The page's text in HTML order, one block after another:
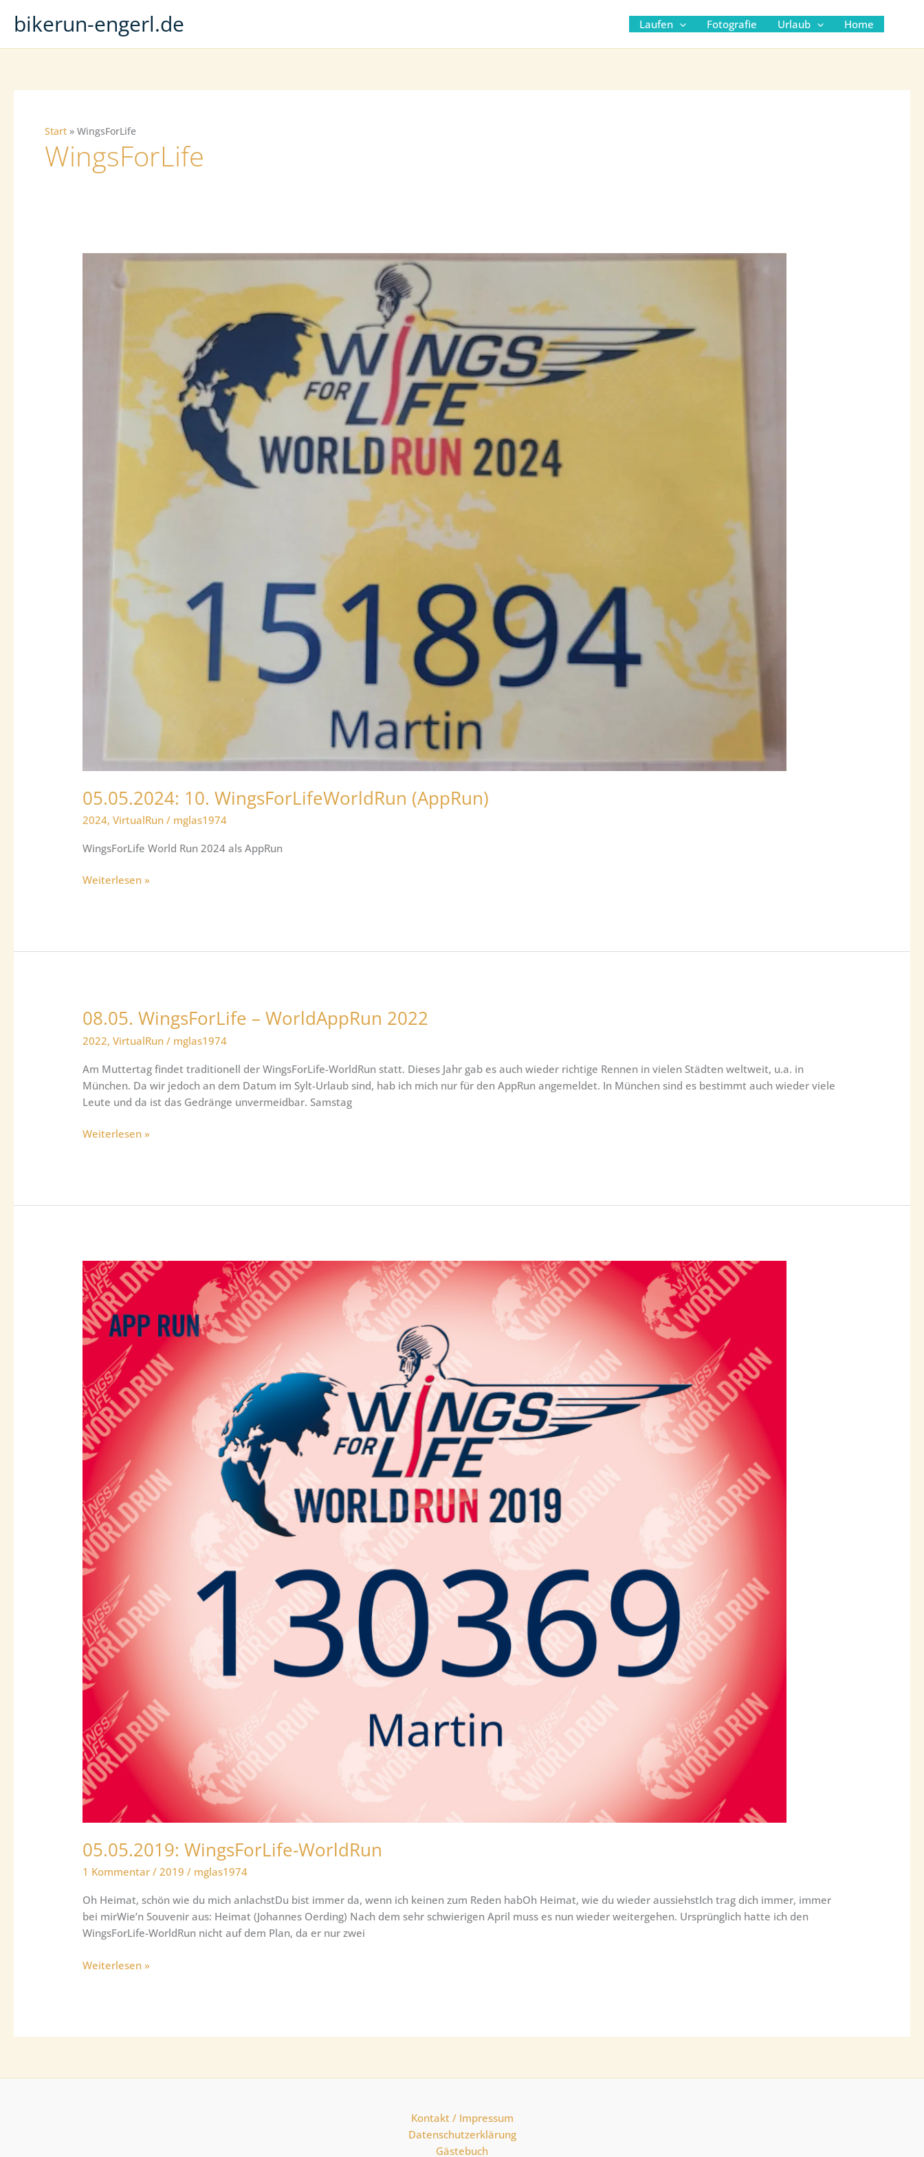
Inhaltbikerun-engerl.de Laufen Fotografie Urlaub Home
Start WingsForLife
WingsForLife
05.05.2024: 10. WingsForLifeWorldRun (AppRun)
2024,VirtualRun / mglas1974
WingsForLife World Run 2024 als AppRun
05.05.2024:
Weiterlesen »
08.05. WingsForLife – WorldAppRun 2022
2022,VirtualRun / mglas1974
Am Muttertag findet traditionell der WingsForLife-WorldRun statt. Dieses Jahr gab es auch wieder richtige Rennen in vielen Städten weltweit, u.a. in
München. Da wir jedoch an dem Datum im Sylt-Urlaub sind, hab ich mich nur für den AppRun angemeldet. In München sind es bestimmt auch wieder viele
Leute und da ist das Gedränge unvermeidbar. Samstag
08.05.
Weiterlesen »
05.05.2019: WingsForLife-WorldRun
1 Kommentar /2019 / mglas1974
Oh Heimat, schön wie du mich anlachstDu bist immer da, wenn ich keinen zum Reden habOh Heimat, wie du wieder aussiehstIch trag dich immer, immer
bei mirWie’n Souvenir aus: Heimat (Johannes Oerding) Nach dem sehr schwierigen April muss es nun wieder weitergehen. Ursprünglich hatte ich den
WingsForLife-WorldRun nicht auf dem Plan, da er nur zwei
05.05.2019:
Weiterlesen »
Kontakt / Impressum
Datenschutzerklärung
Gästebuch